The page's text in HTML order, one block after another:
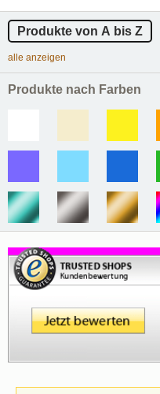
Produkte von A bis Z
alle anzeigen
Produkte nach Farben